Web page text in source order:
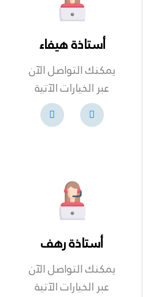
أستاذة هيفاء
يمكنك التواصل الآن
عبر الخيارات الآتية
أستاذة رهف
يمكنك التواصل الآن
عبر الخيارات الآتية